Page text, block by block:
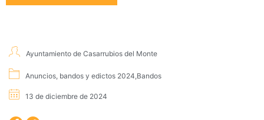
Ayuntamiento de Casarrubios del Monte
Anuncios, bandos y edictos 2024,Bandos
13 de diciembre de 2024